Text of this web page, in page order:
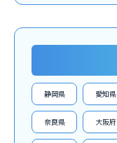
静岡県 愛知県
奈良県 大阪府